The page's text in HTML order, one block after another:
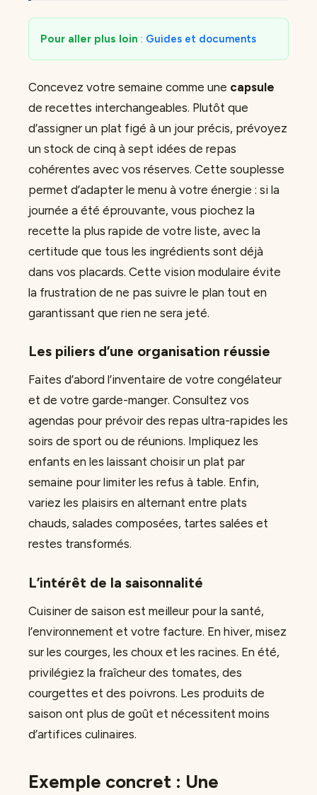
Pour aller plus loin : Guides et documents
Concevez votre semaine comme une capsule
de recettes interchangeables. Plutôt que
d’assigner un plat figé à un jour précis, prévoyez
un stock de cinq à sept idées de repas
cohérentes avec vos réserves. Cette souplesse
permet d’adapter le menu à votre énergie : si la
journée a été éprouvante, vous piochez la
recette la plus rapide de votre liste, avec la
certitude que tous les ingrédients sont déjà
dans vos placards. Cette vision modulaire évite
la frustration de ne pas suivre le plan tout en
garantissant que rien ne sera jeté.
Les piliers d’une organisation réussie
Faites d’abord l’inventaire de votre congélateur
et de votre garde-manger. Consultez vos
agendas pour prévoir des repas ultra-rapides les
soirs de sport ou de réunions. Impliquez les
enfants en les laissant choisir un plat par
semaine pour limiter les refus à table. Enfin,
variez les plaisirs en alternant entre plats
chauds, salades composées, tartes salées et
restes transformés.
L’intérêt de la saisonnalité
Cuisiner de saison est meilleur pour la santé,
l’environnement et votre facture. En hiver, misez
sur les courges, les choux et les racines. En été,
privilégiez la fraîcheur des tomates, des
courgettes et des poivrons. Les produits de
saison ont plus de goût et nécessitent moins
d’artifices culinaires.
Exemple concret : Une